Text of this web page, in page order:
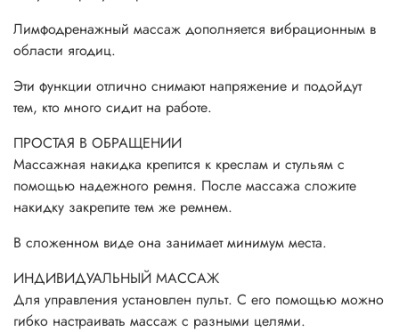
Лимфодренажный массаж дополняется вибрационным в
области ягодиц.
Эти функции отлично снимают напряжение и подойдут
тем, кто много сидит на работе.
ПРОСТАЯ В ОБРАЩЕНИИ
Массажная накидка крепится к креслам и стульям с
помощью надежного ремня. После массажа сложите
накидку закрепите тем же ремнем.
В сложенном виде она занимает минимум места.
ИНДИВИДУАЛЬНЫЙ МАССАЖ
Для управления установлен пульт. С его помощью можно
гибко настраивать массаж с разными целями.